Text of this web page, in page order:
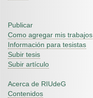
Publicar
Como agregar mis trabajos
Información para tesistas
Subir tesis
Subir artículo
Acerca de RIUdeG
Contenidos